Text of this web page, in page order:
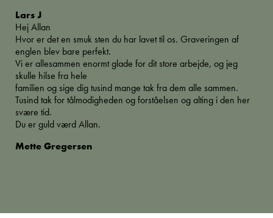
Lars J
Hej Allan
Hvor er det en smuk sten du har lavet til os. Graveringen af
englen blev bare perfekt.
Vi er allesammen enormt glade for dit store arbejde, og jeg
skulle hilse fra hele
familien og sige dig tusind mange tak fra dem alle sammen.
Tusind tak for tålmodigheden og forståelsen og alting i den her
svære tid.
Du er guld værd Allan.
Mette Gregersen